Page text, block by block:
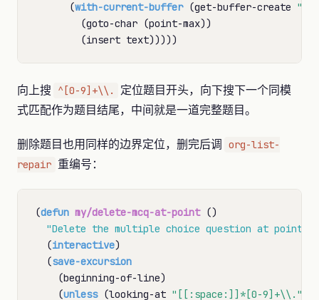
      (
with-current-buffer (get-buffer-create
        (goto-char (point-max))
向上搜 ^[0-9]+\\.
定位题目开头，向下搜下一个同模
式匹配作为题目结尾，中间就是一道完整题目。
删除题目也用同样的边界定位，删完后调
org-list-
repair 重编号：
(defun my/delete-mcq-at-point ()
"Delete the multiple choice question at point."
  (
interactive)
  (
save-excursion
    (beginning-of-line)
    (
unless (looking-at "[[:space:]]*[0-9]+\\."